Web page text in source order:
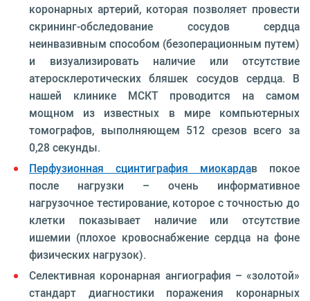
коронарных артерий, которая позволяет провести
скрининг-обследование сосудов сердца
неинвазивным способом (безоперационным путем)
и визуализировать наличие или отсутствие
атеросклеротических бляшек сосудов сердца. В
нашей клинике МСКТ проводится на самом
мощном из известных в мире компьютерных
томографов, выполняющем 512 срезов всего за
0,28 секунды.
Перфузионная сцинтиграфия миокардав покое
после нагрузки – очень информативное
нагрузочное тестирование, которое с точностью до
клетки показывает наличие или отсутствие
ишемии (плохое кровоснабжение сердца на фоне
физических нагрузок).
Селективная коронарная ангиография – «золотой»
стандарт диагностики поражения коронарных